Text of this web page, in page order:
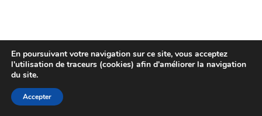
En poursuivant votre navigation sur ce site, vous acceptez
l'utilisation de traceurs (cookies) afin d'améliorer la navigation
du site.
Accepter